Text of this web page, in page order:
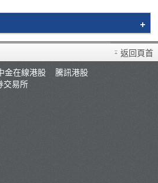
返回頁首
金在線港股
騰訊港股
交易所